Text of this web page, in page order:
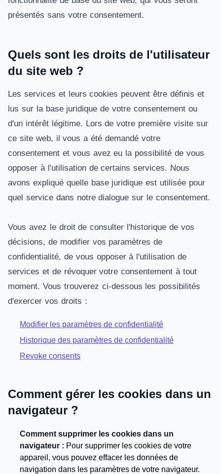
présentés sans votre consentement.
Quels sont les droits de l'utilisateur
du site web ?
Les services et leurs cookies peuvent être définis et
lus sur la base juridique de votre consentement ou
d'un intérêt légitime. Lors de votre première visite sur
ce site web, il vous a été demandé votre
consentement et vous avez eu la possibilité de vous
opposer à l'utilisation de certains services. Nous
avons expliqué quelle base juridique est utilisée pour
quel service dans notre dialogue sur le consentement.
Vous avez le droit de consulter l'historique de vos
décisions, de modifier vos paramètres de
confidentialité, de vous opposer à l'utilisation de
services et de révoquer votre consentement à tout
moment. Vous trouverez ci-dessous les possibilités
d'exercer vos droits :
Modifier les paramètres de confidentialité
Historique des paramètres de confidentialité
Revoke consents
Comment gérer les cookies dans un
navigateur ?
Comment supprimer les cookies dans un
navigateur : Pour supprimer les cookies de votre
appareil, vous pouvez effacer les données de
navigation dans les paramètres de votre navigateur.